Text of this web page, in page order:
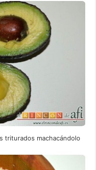
triturados machacándolo